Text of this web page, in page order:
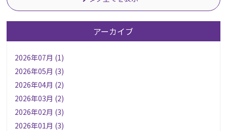
アーカイブ
2026年07月 (1)
2026年05月 (3)
2026年04月 (2)
2026年03月 (2)
2026年02月 (3)
2026年01月 (3)